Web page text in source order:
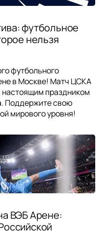
футбольное
нельзя
футбольного
в Москве! Матч ЦСКА
праздником
Поддержите свою
мирового уровня!
ВЭБ Арене: